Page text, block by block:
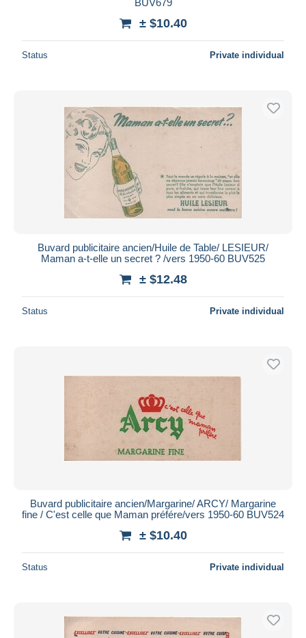
± $10.40
Status Private individual
Buvard publicitaire ancien/Huile de Table/ LESIEUR/
Maman a-t-elle un secret ? /vers 1950-60 BUV525
± $12.48
Status Private individual
Buvard publicitaire ancien/Margarine/ ARCY/ Margarine
fine / C'est celle que Maman préfére/vers 1950-60 BUV524
± $10.40
Status Private individual